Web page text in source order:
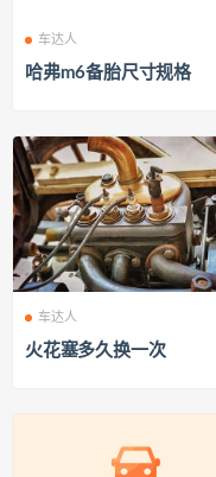
车达人
哈弗m6备胎尺寸规格
车达人
火花塞多久换一次